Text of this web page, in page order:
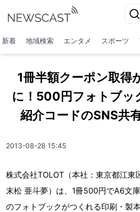
新着 地域検索 エンタメ スポーツ
1冊半額クーポン取得
に！500円フォトブッ
紹介コードのSNS共
2013-08-28 15:45
株式会社TOLOT（本社：東京都江東
末松 亜斗夢）は、1冊500円でA6文
のフォトブックがつくれる印刷・製